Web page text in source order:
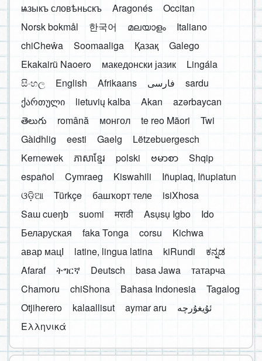
ѩзыкъ словѣньскъ
Aragonés
Occitan
Norsk bokmål
한국어 മലയാളം
Italiano
chiCheŵa
Soomaaliga Қазақ
Galego
Ekakairũ Naoero
македонски јазик
Lingála
සිංහල
English Afrikaans فارسی
sardu
ქართული
lietuvių kalba Akan
azərbaycan
తెలుగు
română монгол te reo Māori
Twi
Gàidhlig
eesti Gaelg
Lëtzebuergesch
Kernewek
ភាសាខ្មែរ polski ဗမာစာ
Shqip
español
Cymraeg Kiswahili
Iñupiaq, Iñupiatun
ଓଡ଼ିଆ
Türkçe башҡорт теле
isiXhosa
Saɯ cueŋƅ
suomi मराठी Asụsụ Igbo
Ido
Беларуская
faka Tonga corsu
Kichwa
авар мацӀ
latine, lingua latina kiRundi
ಕನ್ನಡ
Afaraf
ትግርኛ Deutsch basa Jawa
татарча
Chamoru
chiShona Bahasa Indonesia
Tagalog
Otjiherero
kalaallisut aymar aru
Ελληνικά